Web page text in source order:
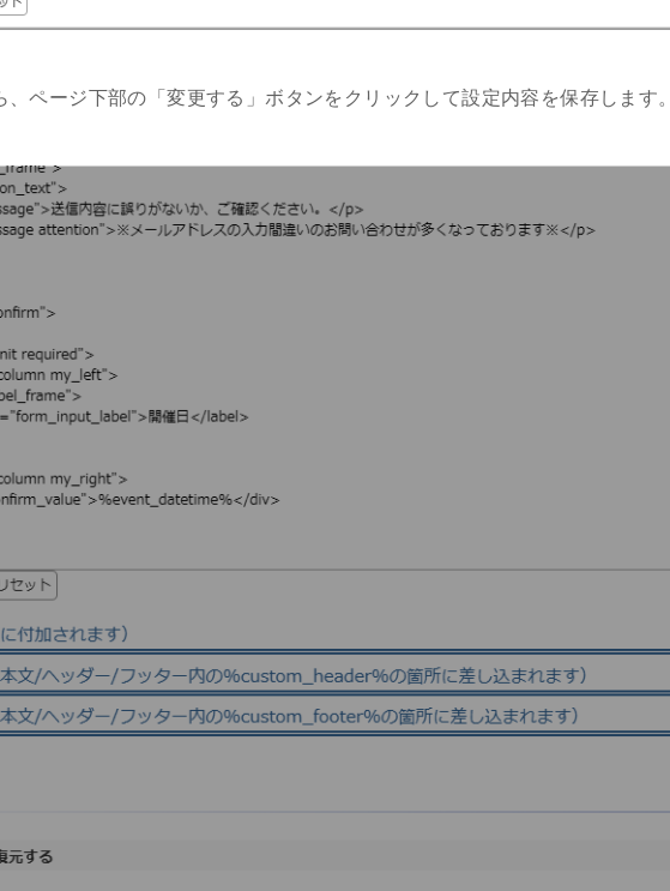
、ページ下部の「変更する」ボタンをクリックして設定内容を保存します。